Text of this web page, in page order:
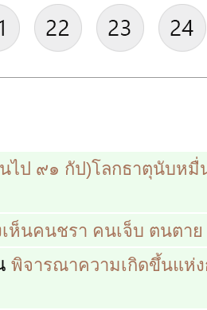
ไป ๙๑ กัป)โลกธาตุนับหมื่
ห็นคนชรา คนเจ็บ ตนตา
พิจารณาความเกิดขึ้นแห่